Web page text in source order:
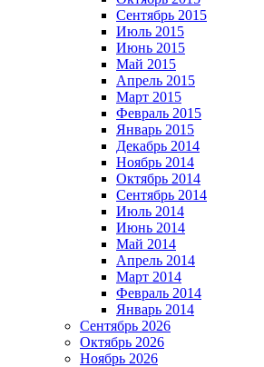
Сентябрь 2015
Июль 2015
Июнь 2015
Май 2015
Апрель 2015
Март 2015
Февраль 2015
Январь 2015
Декабрь 2014
Ноябрь 2014
Октябрь 2014
Сентябрь 2014
Июль 2014
Июнь 2014
Май 2014
Апрель 2014
Март 2014
Февраль 2014
Январь 2014
Сентябрь 2026
Октябрь 2026
Ноябрь 2026